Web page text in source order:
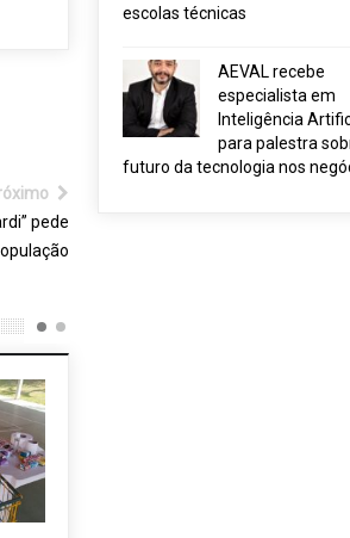
pede
escolas técnicas
AEVAL recebe
especialista em
Inteligência
para palestra
futuro da tecnologia nos